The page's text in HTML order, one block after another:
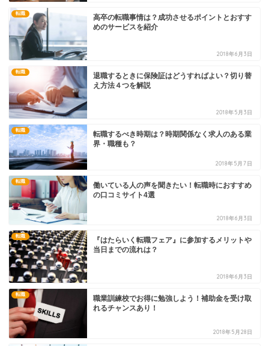
転職
高卒の転職事情は？成功させるポイントとおすす
めのサービスを紹介
2018年6月3日
転職
退職するときに保険証はどうすればよい？切り替
え方法４つを解説
2018年5月3日
転職
転職するべき時期は？時期関係なく求人のある業
界・職種も？
2018年5月7日
転職
働いている人の声を聞きたい！転職時におすすめ
の口コミサイト4選
2018年6月3日
転職
『はたらいく転職フェア』に参加するメリットや
当日までの流れは？
2018年6月3日
転職
職業訓練校でお得に勉強しよう！補助金を受け取
れるチャンスあり！
2018年5月28日